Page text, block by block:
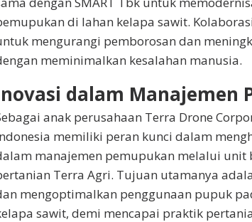
di lahan kelapa sawit.
mengurangi pemborosan dan
meminimalkan kesalahan manusia.
dalam Manajemen
anak perusahaan Terra Drone
memiliki peran kunci dalam
manajemen pemupukan melalui unit
Terra Agri. Tujuan utamanya
mengoptimalkan penggunaan pupuk
sawit, demi mencapai praktik